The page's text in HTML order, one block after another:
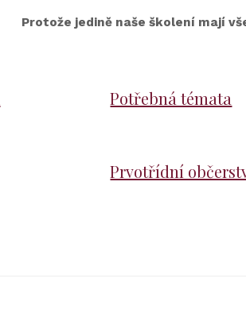
Protože jedině naše školení mají
Potřebná témata
Prvotřídní